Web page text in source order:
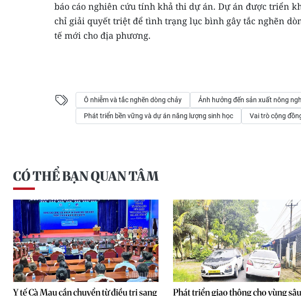
báo cáo nghiên cứu tính khả thi dự án. Dự án được triển
chỉ giải quyết triệt để tình trạng lục bình gây tắc nghẽn
tế mới cho địa phương.
Ô nhiễm và tắc nghẽn dòng chảy Ảnh hưởng đến sản xuất nông
Phát triển bền vững và dự án năng lượng sinh học Vai trò cộng
CÓ THỂ BẠN QUAN TÂM
Y tế Cà Mau cần chuyển từ điều trị sang Phát triển giao thông cho vùng sâu